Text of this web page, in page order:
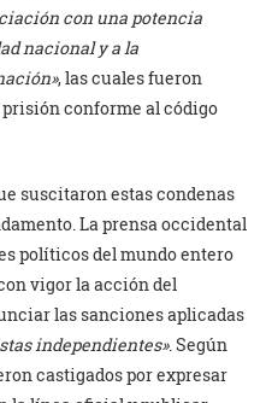
con una potencia
nacional y a la
, las cuales fueron
prisión conforme al código
suscitaron estas condenas
La prensa occidental
políticos del mundo entero
vigor la acción del
las sanciones aplicadas
independientes». Según
castigados por expresar